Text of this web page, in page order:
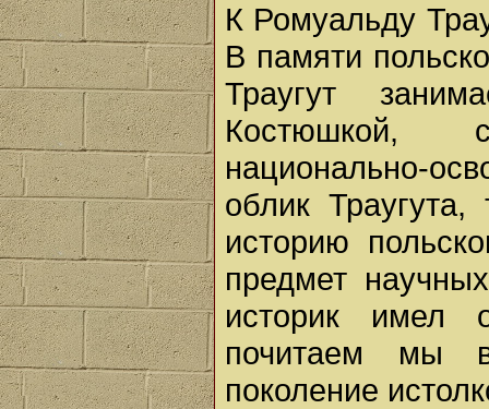
К Ромуальду
В памяти
Траугут
Костюшкой,
национально-
облик
историю
предмет
историк имел
почитаем мы
поколение